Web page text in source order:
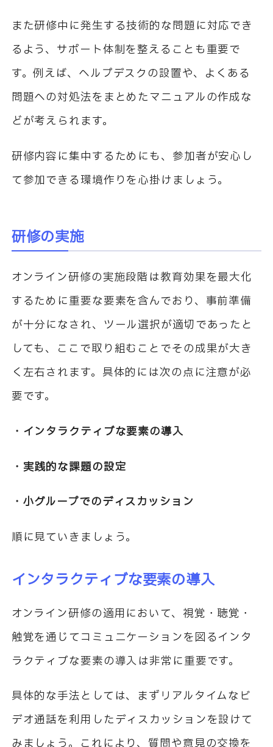
また研修中に発生する技術的な問題に対応でき
るよう、サポート体制を整えることも重要で
す。例えば、ヘルプデスクの設置や、よくある
問題への対処法をまとめたマニュアルの作成な
どが考えられます。
研修内容に集中するためにも、参加者が安心し
て参加できる環境作りを心掛けましょう。
研修の実施
オンライン研修の実施段階は教育効果を最大化
するために重要な要素を含んでおり、事前準備
が十分になされ、ツール選択が適切であったと
しても、ここで取り組むことでその成果が大き
く左右されます。具体的には次の点に注意が必
要です。
・インタラクティブな要素の導入
・実践的な課題の設定
・小グループでのディスカッション
順に見ていきましょう。
インタラクティブな要素の導入
オンライン研修の適用において、視覚・聴覚・
触覚を通じてコミュニケーションを図るインタ
ラクティブな要素の導入は非常に重要です。
具体的な手法としては、まずリアルタイムなビ
デオ通話を利用したディスカッションを設けて